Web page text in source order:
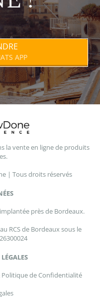
APP
la vente en ligne de produits
| Tous droits réservés
près de Bordeaux.
RCS de Bordeaux sous le
de Confidentialité